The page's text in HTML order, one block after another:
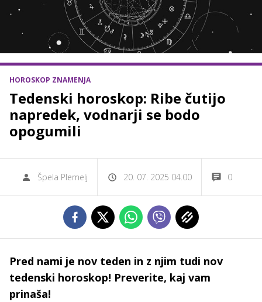
HOROSKOP ZNAMENJA
Tedenski horoskop: Ribe čutijo
napredek, vodnarji se bodo
opogumili
Špela Plemelj 20. 07. 2025 04.00 0
Pred nami je nov teden in z njim tudi nov
tedenski horoskop! Preverite, kaj vam
prinaša!